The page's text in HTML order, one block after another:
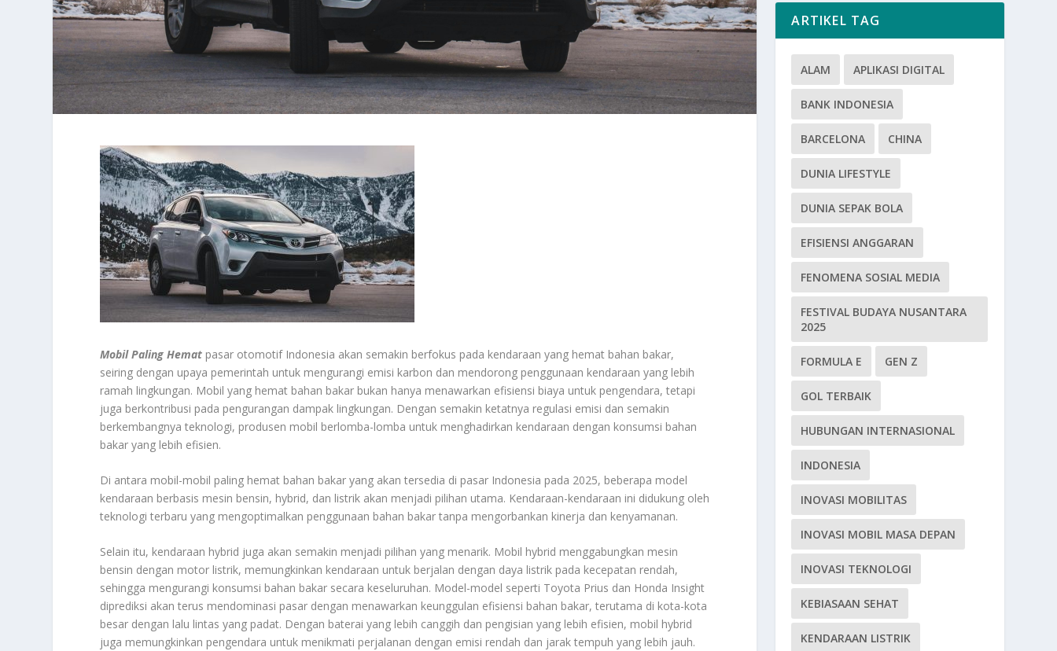
Mobil Paling Hemat pasar otomotif Indonesia akan semakin berfokus pada kendaraan yang hemat bahan bakar,
seiring dengan upaya pemerintah untuk mengurangi emisi karbon dan mendorong penggunaan kendaraan yang lebih
ramah lingkungan. Mobil yang hemat bahan bakar bukan hanya menawarkan efisiensi biaya untuk pengendara, tetapi
juga berkontribusi pada pengurangan dampak lingkungan. Dengan semakin ketatnya regulasi emisi dan semakin
berkembangnya teknologi, produsen mobil berlomba-lomba untuk menghadirkan kendaraan dengan konsumsi bahan
bakar yang lebih efisien.
Di antara mobil-mobil paling hemat bahan bakar yang akan tersedia di pasar Indonesia pada 2025, beberapa model
kendaraan berbasis mesin bensin, hybrid, dan listrik akan menjadi pilihan utama. Kendaraan-kendaraan ini didukung oleh
teknologi terbaru yang mengoptimalkan penggunaan bahan bakar tanpa mengorbankan kinerja dan kenyamanan.
Selain itu, kendaraan hybrid juga akan semakin menjadi pilihan yang menarik. Mobil hybrid menggabungkan mesin
bensin dengan motor listrik, memungkinkan kendaraan untuk berjalan dengan daya listrik pada kecepatan rendah,
sehingga mengurangi konsumsi bahan bakar secara keseluruhan. Model-model seperti Toyota Prius dan Honda Insight
diprediksi akan terus mendominasi pasar dengan menawarkan keunggulan efisiensi bahan bakar, terutama di kota-kota
besar dengan lalu lintas yang padat. Dengan baterai yang lebih canggih dan pengisian yang lebih efisien, mobil hybrid
juga memungkinkan pengendara untuk menikmati perjalanan dengan emisi rendah dan jarak tempuh yang lebih jauh.
ARTIKEL TAG
ALAM APLIKASI DIGITAL
BANK INDONESIA
BARCELONA CHINA
DUNIA LIFESTYLE
DUNIA SEPAK BOLA
EFISIENSI ANGGARAN
FENOMENA SOSIAL MEDIA
FESTIVAL BUDAYA NUSANTARA
2025
FORMULA E GEN Z
GOL TERBAIK
HUBUNGAN INTERNASIONAL
INDONESIA
INOVASI MOBILITAS
INOVASI MOBIL MASA DEPAN
INOVASI TEKNOLOGI
KEBIASAAN SEHAT
KENDARAAN LISTRIK